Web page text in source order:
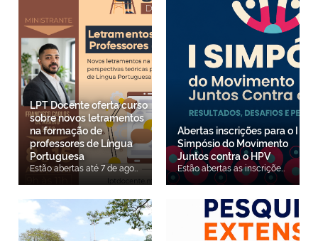
LPT Docente oferta curso
sobre novos letramentos
na formação de
professores de Língua
Portuguesa
Estão abertas até 7 de agosto as inscrições gratuitas para o curso on-line de curta duração Novos letramentos na formação inicial docente: perspectivas teóricas para futuros professores de Língua Portuguesa da era digital, a ser ministrado pelo doutorando do PPGEL/UFPI, Francisco Carlos Vieira Moura de Araújo. Faça sua inscrição aqui. O objetivo do curso é capacitar futuros professores de Língua Portuguesa, problematizando os deslocamentos teóricos e formativos que envolvem a transição do letramento impresso aos novos letramentos na formação inicial docente, considerando as transformações promovidas pelas Tecnologias Digitais de Informação e Comunicação [TDIC], e refletindo sobre suas implicações para uma formação que leve em conta questões de acessibilidade e a constituição de um novo ethos docente na atual era digital. Mais informações pelo e-mail Este endereço de email está sendo protegido de spambots. Você precisa do JavaScript ativado para vê-lo.. Realização: Projeto de extensão LPT Docente do Laboratório de Leitura e Produção Textual (Colégio Técnico de Floriano/UFPI). Apoio: Núcleo de Pesquisa em Estudos Críticos e Linguagem (NECRIL) e Pró-Reitoria de Extensão e Cultura (PREXC/UFPI)
Abertas inscrições para o I
Simpósio do Movimento
Juntos contra o HPV
Estão abertas as inscrições para o I Simpósio do Movimento Juntos contra o HPV: Resultados, Desafios e Perspectivas, que será realizado no dia 18 de setembro, das 8h às 17h, em formato híbrido, com atividades presenciais no Auditório Central da Universidade Estadual do Ceará (UECE), em Fortaleza, e transmissão on-line. O evento reunirá pesquisadores, profissionais da saúde, gestores, estudantes e representantes de instituições nacionais e internacionais para discutir estratégias de enfrentamento ao HPV e ao câncer do colo do útero. A atividade é promovida pela Universidade Federal do Piauí (UFPI), em parceria com o Grupo Mulheres do Brasil. As inscrições podem ser realizadas por meio da plataforma Doity e são voltadas para profissionais da saúde, docentes, pesquisadores, estudantes e demais interessados na temática. O simpósio tem como principal objetivo promover a integração entre ciência, inovação, gestão e participação social, estimulando a troca de experiências, a disseminação do conhecimento científico e a construção de estratégias para acelerar o cumprimento das metas da Organização Mundial da Saúde (OMS) voltadas à eliminação do câncer do colo do útero como problema de saúde pública. A programação contará com conferências, mesas-redondas e apresentações científicas sobre temas estratégicos, entre eles a formação de redes para eliminar o câncer do colo do útero no Brasil, as experiências exitosas do Movimento Juntos contra o HPV, a vacinação contra o HPV, a inovação tecnológica para ampliar o rastreamento da doença, além de debates sobre saúde digital, educação em saúde, interseccionalidades e políticas públicas voltadas à promoção da equidade no cuidado. O evento marca a consolidação do Movimento Juntos contra o HPV, iniciativa que reúne universidades, instituições de pesquisa, gestores públicos e organizações da sociedade civil em torno do fortalecimento das ações de prevenção, vacinação, rastreamento e mobilização social. Entre as instituições parceiras estão a UFPI, UFC, UECE, URCA, UNILAB, UFMG e Harvard University.